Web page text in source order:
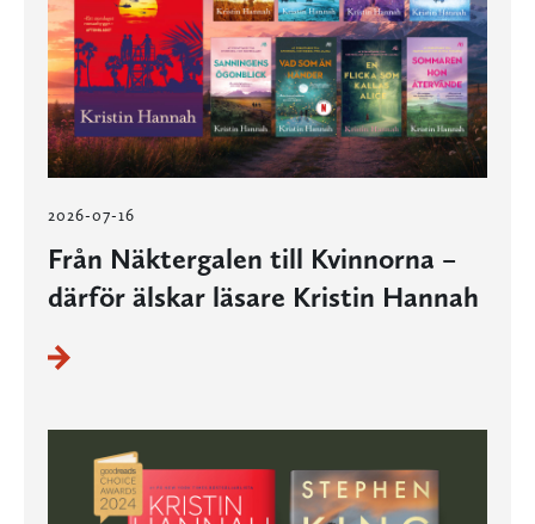
2026-07-16
Från Näktergalen till Kvinnorna –
därför älskar läsare Kristin Hannah